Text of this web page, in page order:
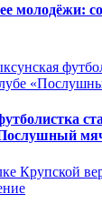
молодёжи: